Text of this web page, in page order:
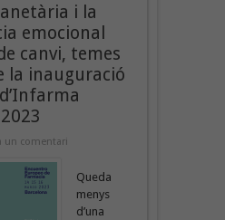
i la
emocional
canvi, temes
la inauguració
un comentari
Queda
menys
d’una